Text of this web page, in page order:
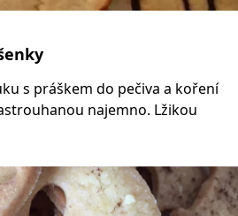
s práškem do pečiva a koření
najemno. Lžikou